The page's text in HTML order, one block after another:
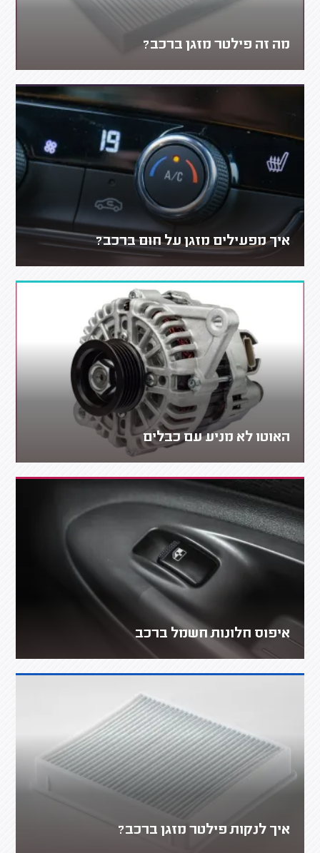
מה זה פילטר מזגן ברכב?
איך מפעילים מזגן על חום ברכב?
האוטו לא מניע עם כבלים
איפוס חלונות חשמל ברכב
איך לנקות פילטר מזגן ברכב?